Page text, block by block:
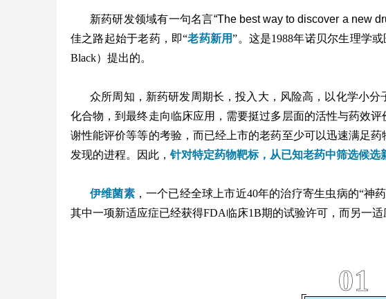
新药研发领域有一句名言“The best way to discover a new
佳之路起始于老药，即“老药新用”。这是1988年诺贝尔生理学
Black）提出的。
众所周知，新药研发周期长，投入大，风险高，以化学小
化合物，到最终走向临床应用，需要挺过多层面的活性与药效
谢性能评价等等的考验，而已经上市的老药至少可以迅速满足
发现的进程。因此，针对特定药物靶标，从已知老药中筛选候选
伊维菌素，一个已经全球上市近40年的治疗寄生虫病的“神
其中一项新适应症已经获得FDA临床1B期的试验许可，而另一
01